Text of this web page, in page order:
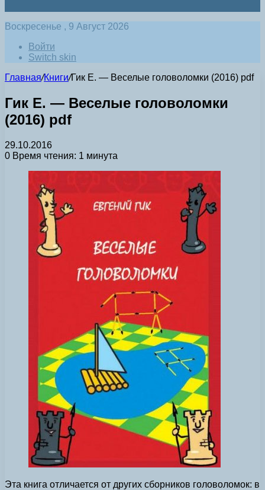
Воскресенье , 9 Август 2026
Войти
Switch skin
Главная/Книги/Гик Е. — Веселые головоломки (2016) pdf
Гик Е. — Веселые головоломки
(2016) pdf
29.10.2016
0 Время чтения: 1 минута
Эта книга отличается от других сборников головоломок: в